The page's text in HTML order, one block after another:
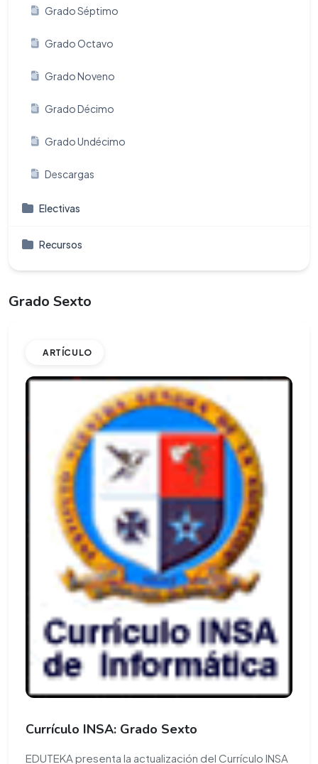
Grado Séptimo
Grado Octavo
Grado Noveno
Grado Décimo
Grado Undécimo
Descargas
Electivas
Recursos
Grado Sexto
ARTÍCULO
Currículo INSA: Grado Sexto
EDUTEKA presenta la actualización del Currículo INSA